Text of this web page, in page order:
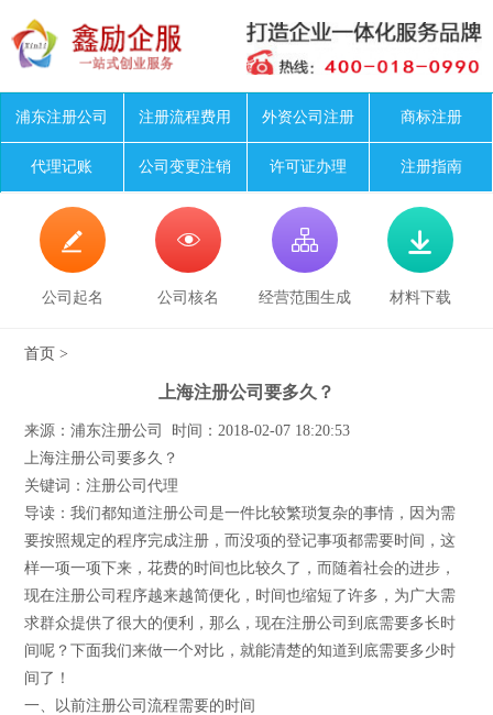
浦东注册公司 注册流程费用 外资公司注册 商标注册
代理记账 公司变更注销 许可证办理 注册指南

公司起名

公司核名

经营范围生成

材料下载
首页 >
上海注册公司要多久？
来源：浦东注册公司 时间：2018-02-07 18:20:53
上海注册公司要多久？
关键词：注册公司代理
导读：我们都知道注册公司是一件比较繁琐复杂的事情，因为需
要按照规定的程序完成注册，而没项的登记事项都需要时间，这
样一项一项下来，花费的时间也比较久了，而随着社会的进步，
现在注册公司程序越来越简便化，时间也缩短了许多，为广大需
求群众提供了很大的便利，那么，现在注册公司到底需要多长时
间呢？下面我们来做一个对比，就能清楚的知道到底需要多少时
间了！
一、以前注册公司流程需要的时间